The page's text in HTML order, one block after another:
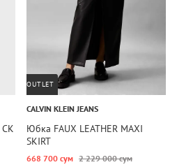
OUTLET
CALVIN KLEIN JEANS
Юбка FAUX LEATHER MAXI
SKIRT
668 700 сум 2 229 000 сум